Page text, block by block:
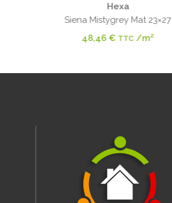
Hexa
Siena Mistygrey Mat 23×27
48,46 € TTC /m²